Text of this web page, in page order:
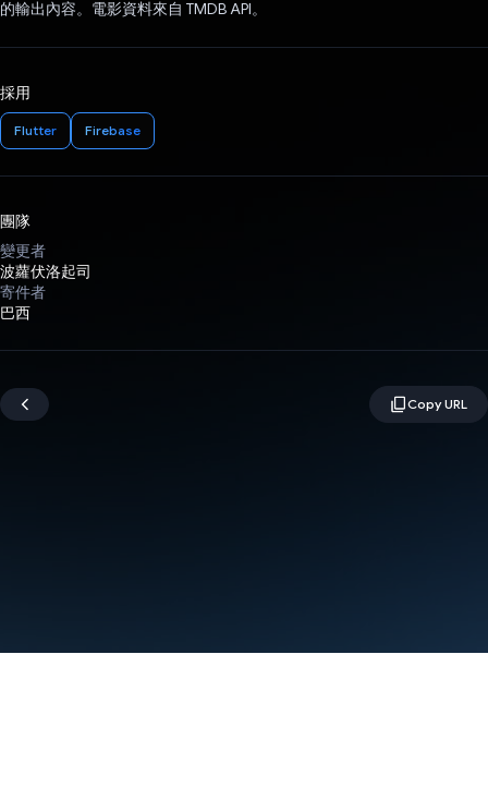
的輸出內容。電影資料來自 TMDB API。
採用
Flutter Firebase
團隊
變更者
波蘿伏洛起司
寄件者
巴西